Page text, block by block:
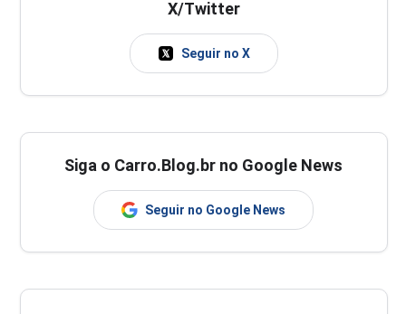
X/Twitter
Seguir no X
Siga o Carro.Blog.br no Google News
Seguir no Google News